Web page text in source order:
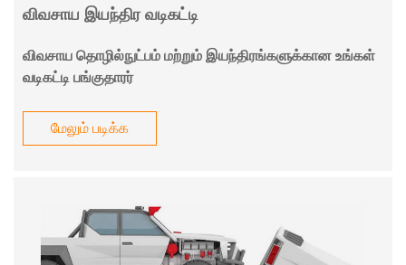
விவசாய இயந்திர வடிகட்டி
விவசாய தொழில்நுட்பம் மற்றும் இயந்திரங்களுக்கான உங்கள்
வடிகட்டி பங்குதாரர்
மேலும் படிக்க